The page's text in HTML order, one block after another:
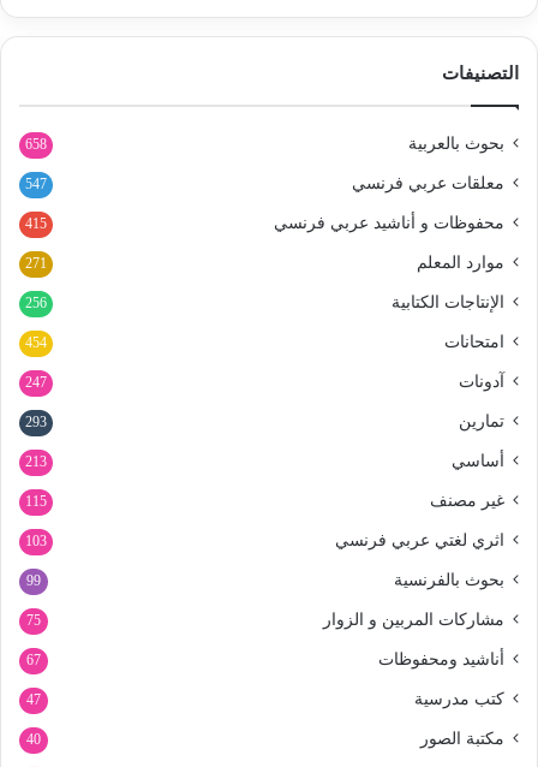
التصنيفات
بحوث بالعربية 658
معلقات عربي فرنسي 547
محفوظات و أناشيد عربي فرنسي 415
موارد المعلم 271
الإنتاجات الكتابية 256
امتحانات 454
آدونات 247
تمارين 293
أساسي 213
غير مصنف 115
اثري لغتي عربي فرنسي 103
بحوث بالفرنسية 99
مشاركات المربين و الزوار 75
أناشيد ومحفوظات 67
كتب مدرسية 47
مكتبة الصور 40